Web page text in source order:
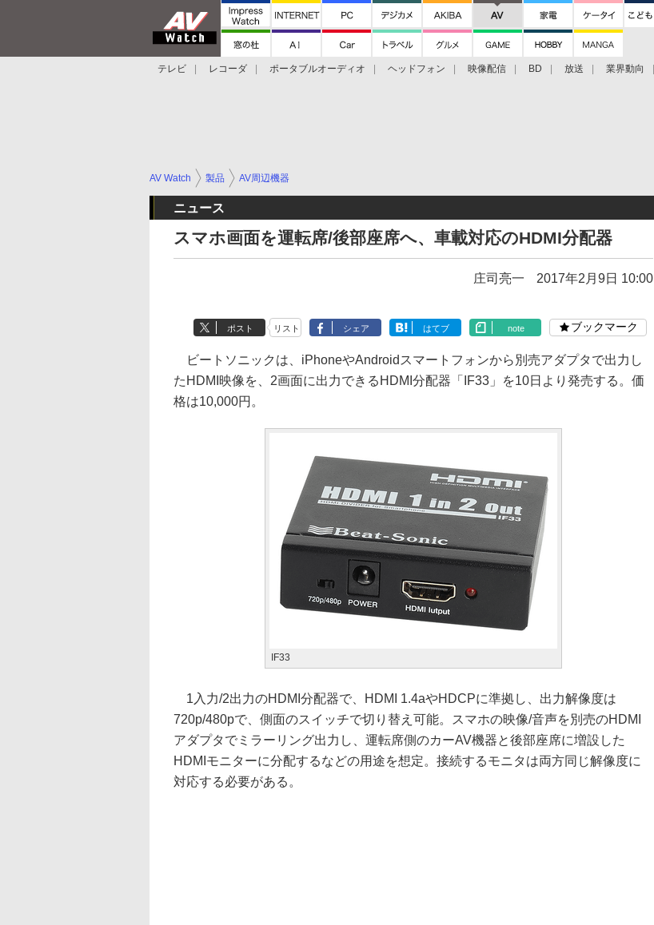
テレビ レコーダ ポータブルオーディオ ヘッドフォン 映像配信 BD 放送 業界動向
AV Watch 製品 AV周辺機器
ニュース
スマホ画面を運転席/後部座席へ、車載対応のHDMI分配器
庄司亮一 2017年2月9日 10:00
ポスト リスト シェア はてブ note ブックマーク
ビートソニックは、iPhoneやAndroidスマートフォンから別売アダプタで出力し
たHDMI映像を、2画面に出力できるHDMI分配器「IF33」を10日より発売する。価
格は10,000円。
IF33
1入力/2出力のHDMI分配器で、HDMI 1.4aやHDCPに準拠し、出力解像度は
720p/480pで、側面のスイッチで切り替え可能。スマホの映像/音声を別売のHDMI
アダプタでミラーリング出力し、運転席側のカーAV機器と後部座席に増設した
HDMIモニターに分配するなどの用途を想定。接続するモニタは両方同じ解像度に
対応する必要がある。